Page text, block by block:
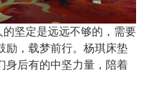
坚定是远远不够的，需要
励，载梦前行。杨琪床垫
身后有的中坚力量，陪着